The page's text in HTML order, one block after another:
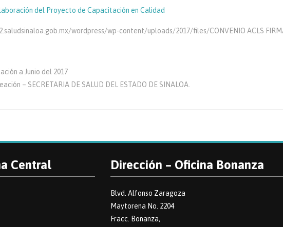
del Proyecto de Capacitación en Calidad
wordpress/wp-content/uploads/2017/files/CONVENIO ACLS
a Junio del 2017
– SECRETARIA DE SALUD DEL ESTADO DE SINALOA.
Central Dirección – Oficina Bonanza
Blvd. Alfonso Zaragoza
Maytorena No. 2204
Fracc. Bonanza,